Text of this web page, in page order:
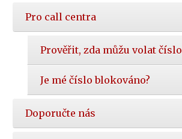
Pro call centra
Prověřit, zda můžu volat číslo
Je mé číslo blokováno?
Doporučte nás